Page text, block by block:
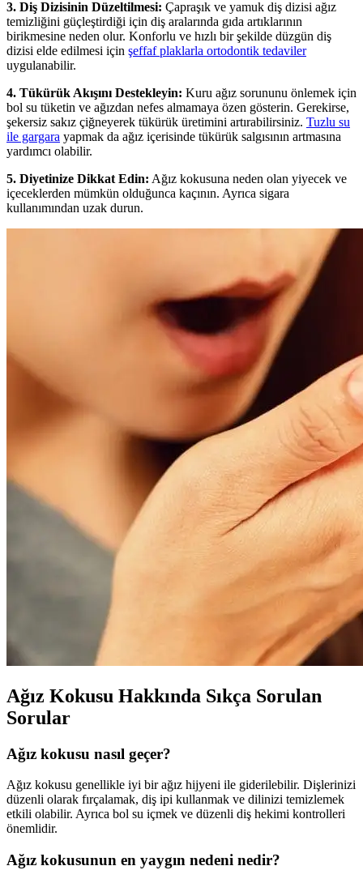
3. Diş Dizisinin Düzeltilmesi: Çapraşık ve yamuk diş dizisi ağız
temizliğini güçleştirdiği için diş aralarında gıda artıklarının
birikmesine neden olur. Konforlu ve hızlı bir şekilde düzgün diş
dizisi elde edilmesi için şeffaf plaklarla ortodontik tedaviler
uygulanabilir.
4. Tükürük Akışını Destekleyin: Kuru ağız sorununu önlemek için
bol su tüketin ve ağızdan nefes almamaya özen gösterin. Gerekirse,
şekersiz sakız çiğneyerek tükürük üretimini artırabilirsiniz. Tuzlu su
ile gargara yapmak da ağız içerisinde tükürük salgısının artmasına
yardımcı olabilir.
5. Diyetinize Dikkat Edin: Ağız kokusuna neden olan yiyecek ve
içeceklerden mümkün olduğunca kaçının. Ayrıca sigara
kullanımından uzak durun.
Ağız Kokusu Hakkında Sıkça Sorulan
Sorular
Ağız kokusu nasıl geçer?
Ağız kokusu genellikle iyi bir ağız hijyeni ile giderilebilir. Dişlerinizi
düzenli olarak fırçalamak, diş ipi kullanmak ve dilinizi temizlemek
etkili olabilir. Ayrıca bol su içmek ve düzenli diş hekimi kontrolleri
önemlidir.
Ağız kokusunun en yaygın nedeni nedir?